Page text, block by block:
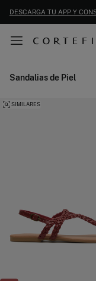
DESCARGA TU APP Y
Sandalias de Piel
SIMILARES